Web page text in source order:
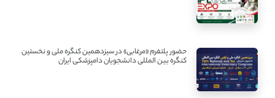
حضور پلتفرم «مرغابی» در سیزدهمین کنگره ملی و نخستین
کنگره بین ‌المللی دانشجویان دامپزشکی ایران